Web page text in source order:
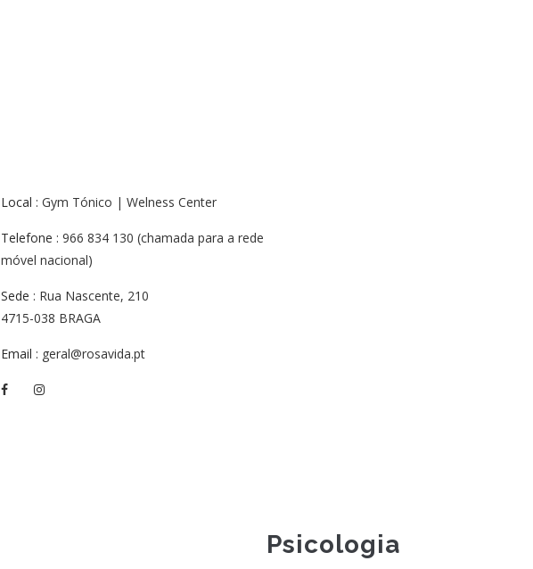
Local : Gym Tónico | Welness Center
Telefone : 966 834 130 (chamada para a rede
móvel nacional)
Sede : Rua Nascente, 210
4715-038 BRAGA
Email : geral@rosavida.pt
Psicologia